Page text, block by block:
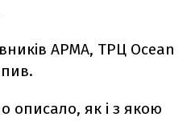
АРМА, ТРЦ Ocean
описало, як і з якою